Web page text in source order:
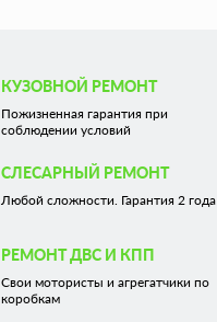
КУЗОВНОЙ РЕМОНТ
Пожизненная гарантия при
соблюдении условий
СЛЕСАРНЫЙ РЕМОНТ
Любой сложности. Гарантия 2 года
РЕМОНТ ДВС И КПП
Свои мотористы и агрегатчики по
коробкам